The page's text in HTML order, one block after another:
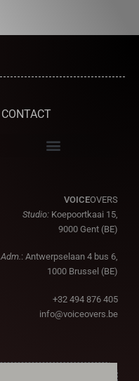
CONTACT
VOICEOVERS
Studio: Koepoortkaai 15,
9000 Gent (BE)
Adm.: Antwerpselaan 4 bus 6,
1000 Brussel (BE)
+32 494 876 405
info@voiceovers.be